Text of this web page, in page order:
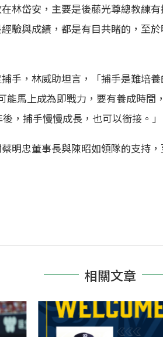
林岱安，主要是後藤光尊總教練
驗與成績，都是有目共睹的，至
手，林威助坦言，「捕手是難培
能馬上成為即戰力，要有養成時
，捕手慢慢成長，也可以銜接。」
明忠董事長與陳昭如領隊的支持
相關文章